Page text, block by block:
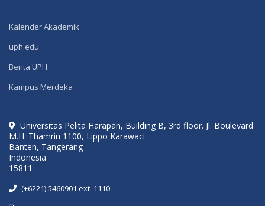
Kalender Akademik
uph.edu
Berita UPH
Kampus Merdeka
Universitas Pelita Harapan, Building B, 3rd floor. Jl. Boulevard
M.H. Thamrin 1100, Lippo Karawaci
Banten, Tangerang
Indonesia
15811
(+6221) 5460901 ext. 1110